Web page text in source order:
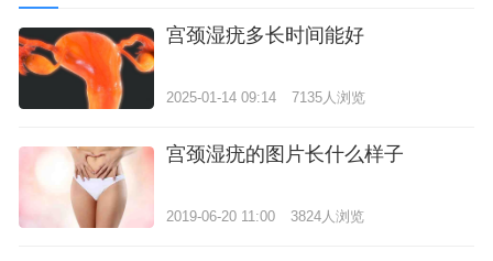
宫颈湿疣多长时间能好
2025-01-14 09:14 7135人浏览
宫颈湿疣的图片长什么样子
2019-06-20 11:00 3824人浏览